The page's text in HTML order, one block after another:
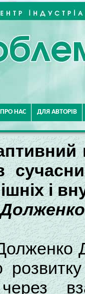
ПРО НАС ДЛЯ АВТОРІВ
і
через